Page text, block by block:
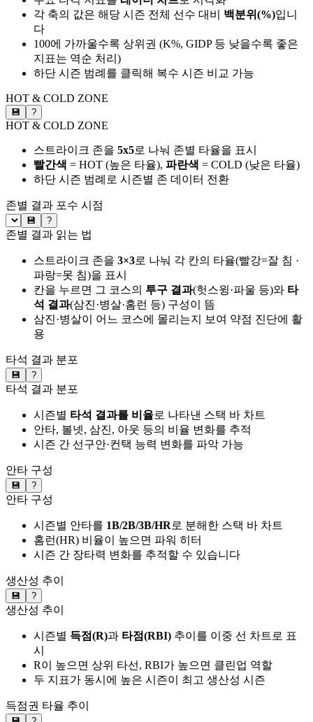
각 축의 값은 해당 시즌 전체 선수 대비 백분위(%)입니
다
100에 가까울수록 상위권 (K%, GIDP 등 낮을수록 좋은
지표는 역순 처리)
하단 시즌 범례를 클릭해 복수 시즌 비교 가능
HOT & COLD ZONE
💾 ?
HOT & COLD ZONE
스트라이크 존을 5x5로 나눠 존별 타율을 표시
빨간색 = HOT (높은 타율), 파란색 = COLD (낮은 타율)
하단 시즌 범례로 시즌별 존 데이터 전환
존별 결과 포수 시점
💾 ?
존별 결과 읽는 법
스트라이크 존을 3×3로 나눠 각 칸의 타율(빨강=잘 침 ·
파랑=못 침)을 표시
칸을 누르면 그 코스의 투구 결과(헛스윙·파울 등)와 타
석 결과(삼진·병살·홈런 등) 구성이 뜸
삼진·병살이 어느 코스에 몰리는지 보여 약점 진단에 활
용
타석 결과 분포
💾 ?
타석 결과 분포
시즌별 타석 결과를 비율로 나타낸 스택 바 차트
안타, 볼넷, 삼진, 아웃 등의 비율 변화를 추적
시즌 간 선구안·컨택 능력 변화를 파악 가능
안타 구성
💾 ?
안타 구성
시즌별 안타를 1B/2B/3B/HR로 분해한 스택 바 차트
홈런(HR) 비율이 높으면 파워 히터
시즌 간 장타력 변화를 추적할 수 있습니다
생산성 추이
💾 ?
생산성 추이
시즌별 득점(R)과 타점(RBI) 추이를 이중 선 차트로 표
시
R이 높으면 상위 타선, RBI가 높으면 클린업 역할
두 지표가 동시에 높은 시즌이 최고 생산성 시즌
득점권 타율 추이